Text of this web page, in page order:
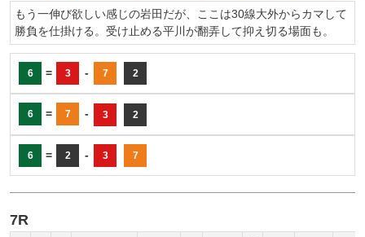
もう一伸び欲しい感じの岩田だが、ここは30線大外からカマして
勝負を仕掛ける。受け止める平川が翻弄して抑え切る場面も。
6 = 3 - 7 2
6 = 7 - 3 2
6 = 2 - 3 7
7R